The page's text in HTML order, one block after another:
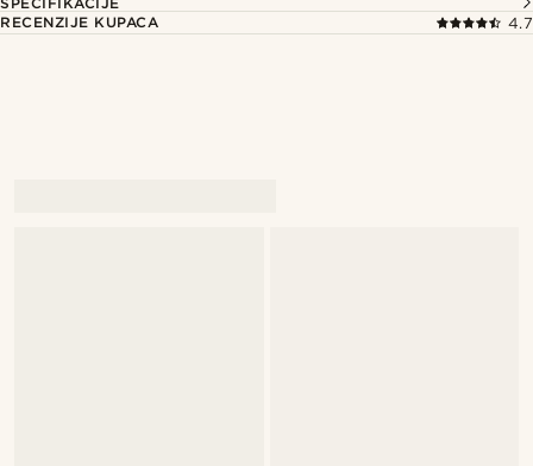
RECENZIJE KUPACA
4.7